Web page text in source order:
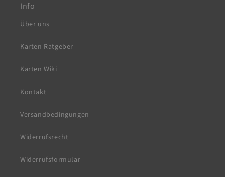
Info
Über uns
Karten Ratgeber
Karten Wiki
Kontakt
Versandbedingungen
Widerrufsrecht
Widerrufsformular